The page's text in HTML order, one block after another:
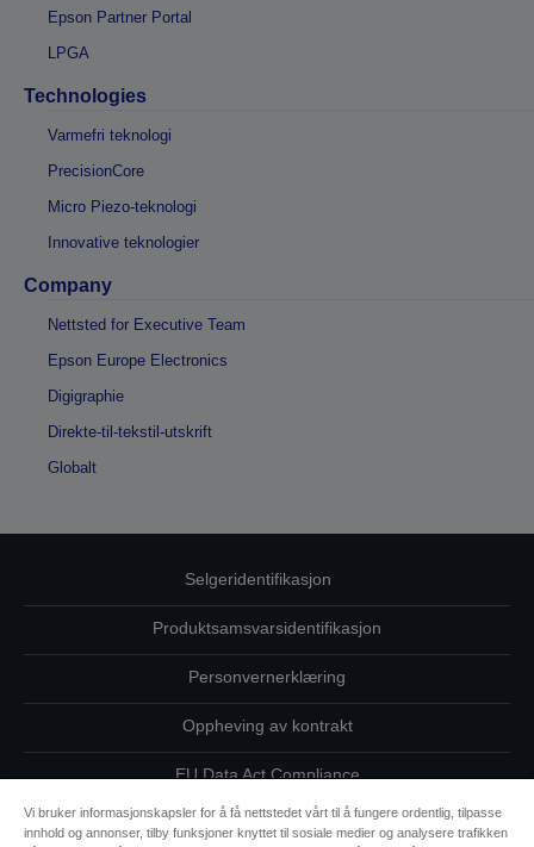
Epson Partner Portal
LPGA
Technologies
Varmefri teknologi
PrecisionCore
Micro Piezo-teknologi
Innovative teknologier
Company
Nettsted for Executive Team
Epson Europe Electronics
Digigraphie
Direkte-til-tekstil-utskrift
Globalt
Selgeridentifikasjon
Produktsamsvarsidentifikasjon
Personvernerklæring
Oppheving av kontrakt
EU Data Act Compliance
Ta kontakt med oss vedrørende personopplysningene dine
Vi bruker informasjonskapsler for å få nettstedet vårt til å fungere ordentlig, tilpasse
innhold og annonser, tilby funksjoner knyttet til sosiale medier og analysere trafikken